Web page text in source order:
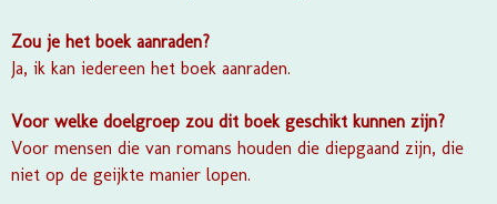
Zou je het boek aanraden?
Ja, ik kan iedereen het boek aanraden.
Voor welke doelgroep zou dit boek geschikt kunnen zijn?
Voor mensen die van romans houden die diepgaand zijn, die
niet op de geijkte manier lopen.